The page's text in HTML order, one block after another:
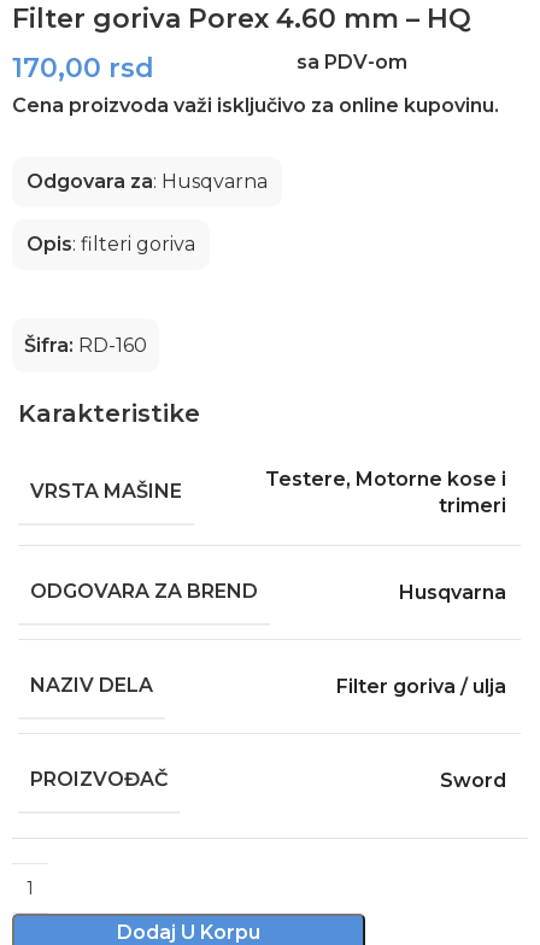
Filter goriva Porex 4.60 mm – HQ
170,00 rsd
sa PDV-om
Cena proizvoda važi isključivo za online kupovinu.
Odgovara za: Husqvarna
Opis: filteri goriva
Šifra: RD-160
Karakteristike
VRSTA MAŠINE
Testere, Motorne kose i
trimeri
ODGOVARA ZA BREND Husqvarna
NAZIV DELA Filter goriva / ulja
PROIZVOĐAČ Sword
Dodaj U Korpu
Alternative: